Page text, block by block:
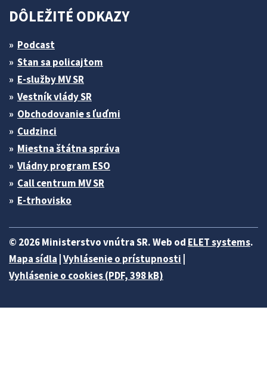
DÔLEŽITÉ ODKAZY
Podcast
Stan sa policajtom
E-služby MV SR
Vestník vlády SR
Obchodovanie s ľuďmi
Cudzinci
Miestna štátna správa
Vládny program ESO
Call centrum MV SR
E-trhovisko
© 2026 Ministerstvo vnútra SR. Web od ELET systems.
Mapa sídla Vyhlásenie o prístupnosti
Vyhlásenie o cookies (PDF, 398 kB)